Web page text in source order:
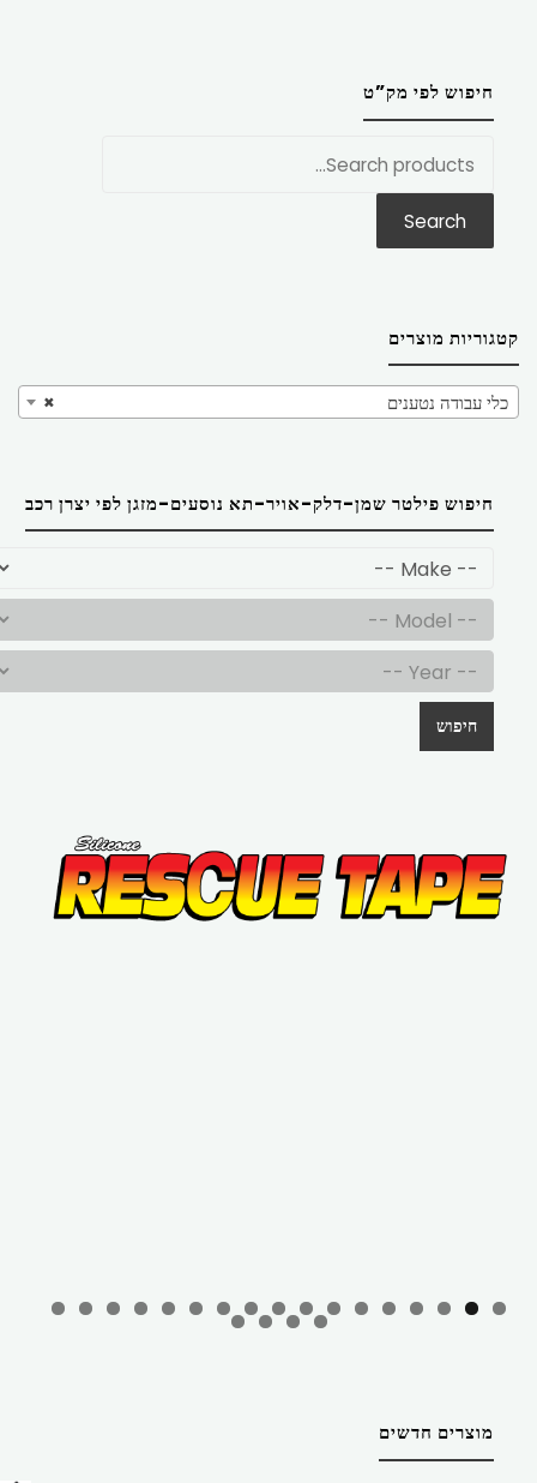
חיפוש לפי מק”ט
Search
קטגוריות מוצרים
× כלי עבודה נטענים
חיפוש פילטר שמן-דלק-אויר-תא נוסעים-מזגן לפי יצרן רכב
חיפוש
מוצרים חדשים